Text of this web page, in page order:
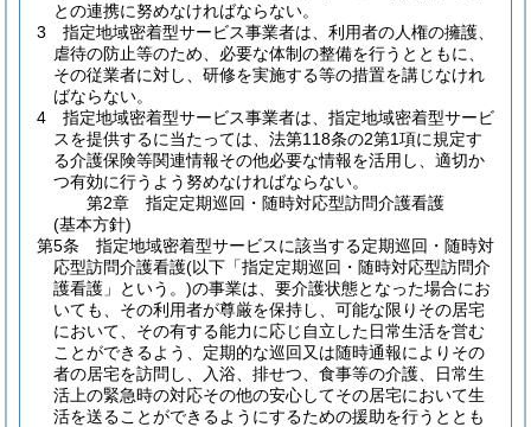
との連携に努めなければならない。
3
指定地域密着型サービス事業者は、利用者の人権の擁護、
虐待の防止等のため、必要な体制の整備を行うとともに、
その従業者に対し、研修を実施する等の措置を講じなけれ
ばならない。
4
指定地域密着型サービス事業者は、指定地域密着型サービ
スを提供するに当たっては、法第118条の2第1項に規定す
る介護保険等関連情報その他必要な情報を活用し、適切か
つ有効に行うよう努めなければならない。
第2章
指定定期巡回・随時対応型訪問介護看護
(基本方針)
第5条
指定地域密着型サービスに該当する定期巡回・随時対
応型訪問介護看護(以下「指定定期巡回・随時対応型訪問介
護看護」という。)の事業は、要介護状態となった場合にお
いても、その利用者が尊厳を保持し、可能な限りその居宅
において、その有する能力に応じ自立した日常生活を営む
ことができるよう、定期的な巡回又は随時通報によりその
者の居宅を訪問し、入浴、排せつ、食事等の介護、日常生
活上の緊急時の対応その他の安心してその居宅において生
活を送ることができるようにするための援助を行うととも